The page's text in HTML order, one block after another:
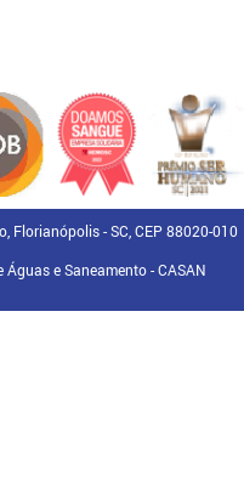
Florianópolis - SC, CEP 88020-010
e Saneamento - CASAN